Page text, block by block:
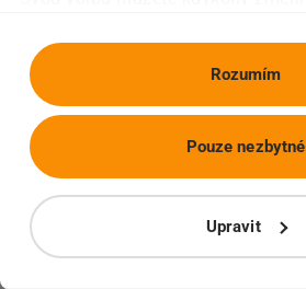
Rozumím
Upravit
Pouze nezbytné